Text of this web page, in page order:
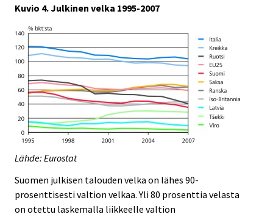
Kuvio 4. Julkinen velka 1995-2007
Lähde: Eurostat
Suomen julkisen talouden velka on lähes 90-
prosenttisesti valtion velkaa. Yli 80 prosenttia velasta
on otettu laskemalla liikkeelle valtion